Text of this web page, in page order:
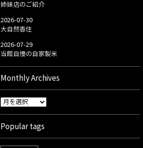
姉妹店のご紹介
2026-07-30
大自然香住
2026-07-29
当館自慢の自家製米
Monthly Archives
Popular tags